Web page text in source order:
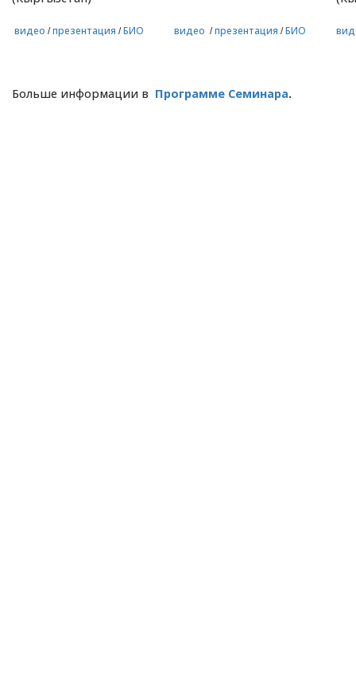
видео /презентация /БИО видео /презентация /БИО
Больше информации в Программе Семинара.